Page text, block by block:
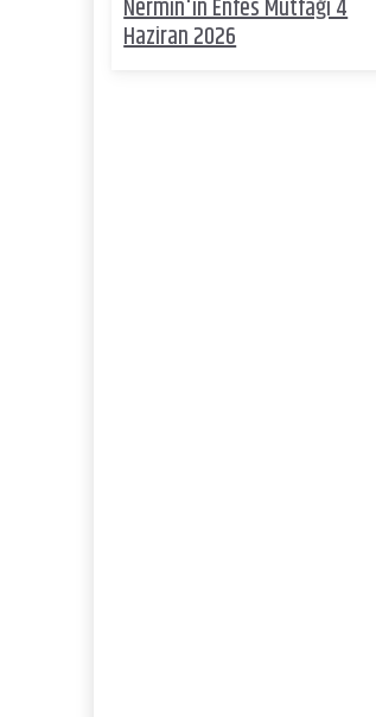
Nermin'in Enfes Mutfağı 4
Haziran 2026